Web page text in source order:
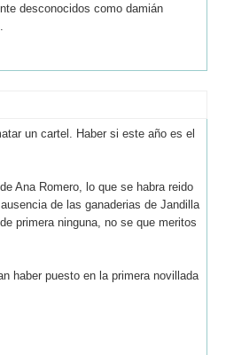
desconocidos como damián
un cartel. Haber si este año es el
Ana Romero, lo que se habra reido
de las ganaderias de Jandilla
primera ninguna, no se que meritos
haber puesto en la primera novillada